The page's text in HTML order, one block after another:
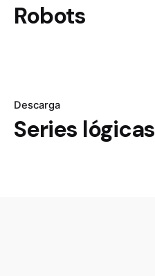
Robots
Descarga
Series lógicas